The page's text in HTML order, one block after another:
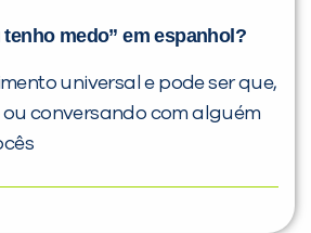
medo” em espanhol?
universal e pode ser que,
conversando com alguém